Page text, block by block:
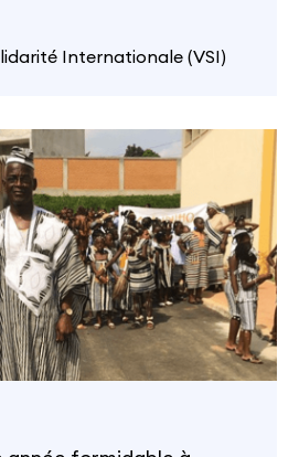
avec cet ancien
en 2017 par l’antenne
Internationale (VSI)